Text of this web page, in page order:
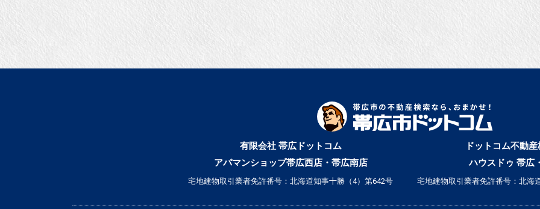
有限会社 帯広ドットコム
アパマンショップ帯広西店・帯広南店
宅地建物取引業者免許番号：北海道知事十勝（4）第642号
ドットコム不動
ハウスドゥ 帯広
宅地建物取引業者免許番号：北海